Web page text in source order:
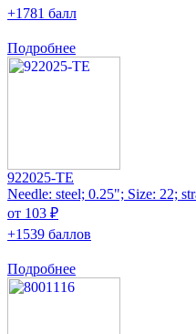
+1781 балл
Подробнее
922025-TE
Needle: steel; 0.25"; Size: 22;
от 103 ₽
+1539 баллов
Подробнее